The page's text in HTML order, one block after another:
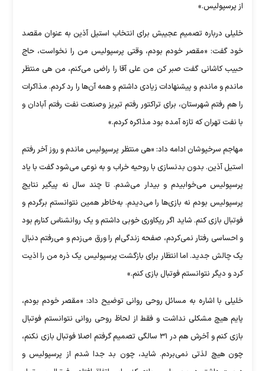
از پرسپولیس.»
خلیلی درباره تصمیم عجیبش برای انتخاب استیل آذین به عنوان مقصد
خود گفت: «مقصر خودم بودم، وقتی پرسپولیس من را نخواست، حاج
حبیب کاشانی گفت صبر کن من علی آقا را راضی می‌کنم، من هی منتظر
ماندم و ماندم و پیشنهادات زیادی داشتم و همه آن‌ها را رد کردم. مذاکرات
را هم رفتم شهرستان، برای تراکتور رفتم تبریز وصنعت نفت رفتم آبادان و
با نفت تهران که تازه آمده بود مذاکره کردم.»
مهاجم سرخپوشان ادامه داد: «هی منتظر پرسپولیس ماندم و روز آخر رفتم
استیل آذین. بدون بدنسازی با روحیه خراب و به نوعی می‌شود گفت با یاد
پرسپولیس می‌خوابیدم و بیدار می‌شدم. تا چند سال نه پیگیر نتایج
پرسپولیس بودم نه بازی‌ها را می‌دیدم. به‌خاطر همین نتوانستم برگردم و
فوتبال بازی کنم. شاید اگر ریکاوری خوبی داشتم و یک روانشناس کنارم بود
و احساسی رفتار نمی‌کردم، صفحه زندگی‌ام را ورق می‌زدم و می‌رفتم دنبال
یک چالش جدید. اما انتظار برای بازگشت پرسپولیس یک ذره من را اذیت
کرد و دیگر نتوانستم فوتبال بازی کنم.»
خلیلی با اشاره به مسائل روحی روانی توضیح داد: «مقصر خودم بودم،
پایم هیچ مشکلی نداشت و فقط از لحاظ روحی روانی نتوانستم فوتبال
بازی کنم و آخرش هم در ۳۱ سالگی تصمیم گرفتم اصلا فوتبال بازی نکنم،
چون هیچ لذتی نمی‌بردم. شاید، چون بد جدا شدم از پرسپولیس و